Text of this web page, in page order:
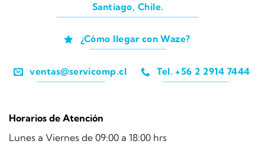
Santiago, Chile.
¿Cómo llegar con Waze?
ventas@servicomp.cl Tel. +56 2 2914 7444
Horarios de Atención
Lunes a Viernes de 09:00 a 18:00 hrs